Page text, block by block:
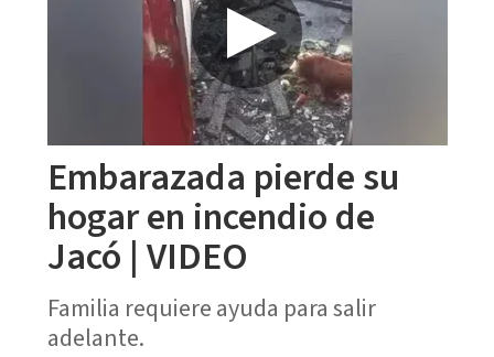
Embarazada pierde su
hogar en incendio de
Jacó | VIDEO
Familia requiere ayuda para salir
adelante.